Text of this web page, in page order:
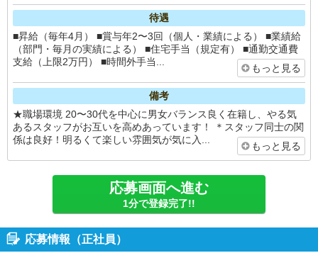
待遇
■昇給（毎年4月） ■賞与年2〜3回（個人・業績による） ■業績給
（部門・毎月の実績による） ■住宅手当（規定有） ■通勤交通費
支給（上限2万円） ■時間外手当...
もっと見る
備考
★職場環境 20〜30代を中心に男女バランス良く在籍し、やる気
あるスタッフがお互いを高めあっています！ ＊スタッフ同士の関
係は良好！明るくて楽しい雰囲気が気に入...
もっと見る
応募画面へ進む
1分で登録完了!!
応募情報（正社員）